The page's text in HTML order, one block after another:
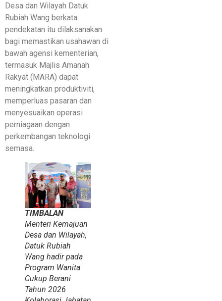
Desa dan Wilayah Datuk
Rubiah Wang berkata
pendekatan itu dilaksanakan
bagi memastikan usahawan di
bawah agensi kementerian,
termasuk Majlis Amanah
Rakyat (MARA) dapat
meningkatkan produktiviti,
memperluas pasaran dan
menyesuaikan operasi
perniagaan dengan
perkembangan teknologi
semasa.
TIMBALAN
Menteri Kemajuan
Desa dan Wilayah,
Datuk Rubiah
Wang hadir pada
Program Wanita
Cukup Berani
Tahun 2026